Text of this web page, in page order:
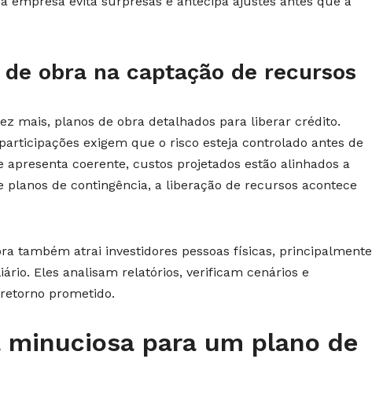
obra na captação de recursos
mais, planos de obra detalhados para liberar crédito.
exigem que o risco esteja controlado antes de
coerente, custos projetados estão alinhados a
de contingência, a liberação de recursos acontece
também atrai investidores pessoas físicas, principalmente
Eles analisam relatórios, verificam cenários e
prometido.
para um plano de